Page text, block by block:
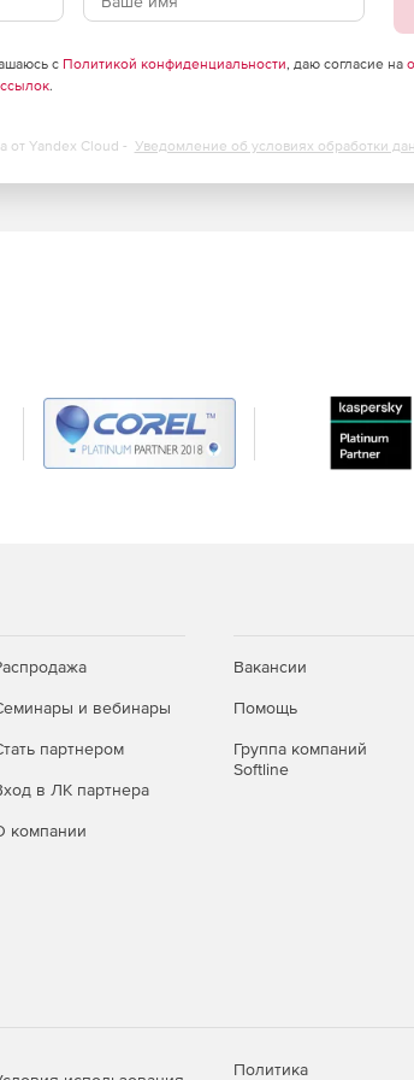
с Политикой конфиденциальности, даю согласие на
.
от Yandex Cloud - Уведомление об условиях обработки
и вебинары
партнером
в ЛК партнера
компании
Вакансии
Помощь
Группа компаний
Softline
Политика